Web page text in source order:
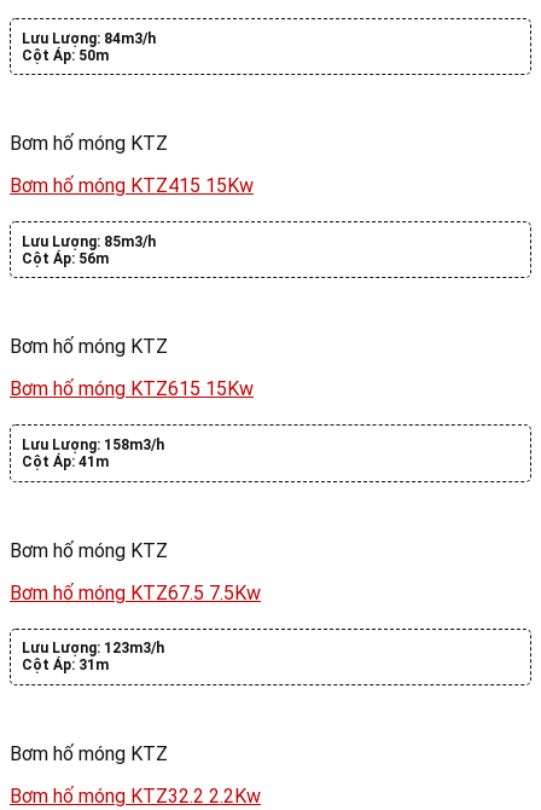
Lưu Lượng: 84m3/h
Cột Áp: 50m
Bơm hố móng KTZ
Bơm hố móng KTZ415 15Kw
Lưu Lượng: 85m3/h
Cột Áp: 56m
Bơm hố móng KTZ
Bơm hố móng KTZ615 15Kw
Lưu Lượng: 158m3/h
Cột Áp: 41m
Bơm hố móng KTZ
Bơm hố móng KTZ67.5 7.5Kw
Lưu Lượng: 123m3/h
Cột Áp: 31m
Bơm hố móng KTZ
Bơm hố móng KTZ32.2 2.2Kw